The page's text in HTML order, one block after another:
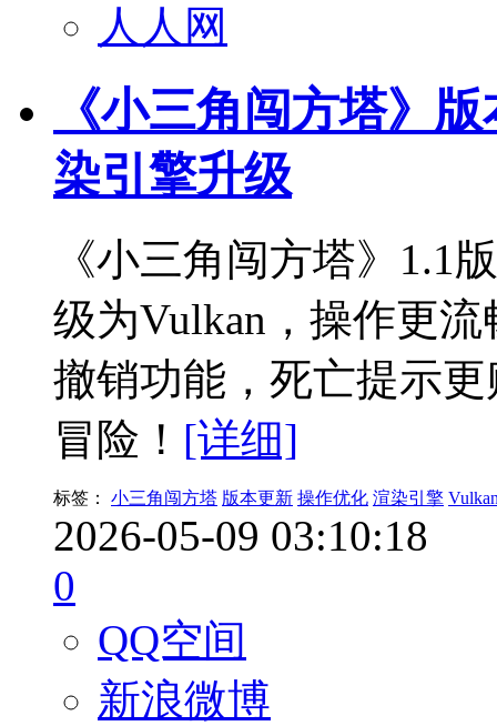
人人网
《小三角闯方塔》
染引擎升级
《小三角闯方塔》1.1
级为Vulkan，操作更
撤销功能，死亡提示
冒险！ [详细]
标签： 小三角闯方塔 版本更新 操作优化 渲染引擎
2026-05-09 03:10:18
0
QQ空间
新浪微博